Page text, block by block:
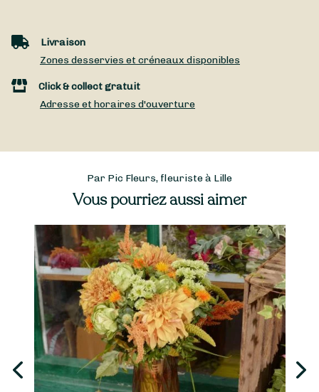
Livraison
Zones desservies et créneaux disponibles
Click & collect gratuit
Adresse et horaires d'ouverture
Par Pic Fleurs, fleuriste à Lille
Vous pourriez aussi aimer